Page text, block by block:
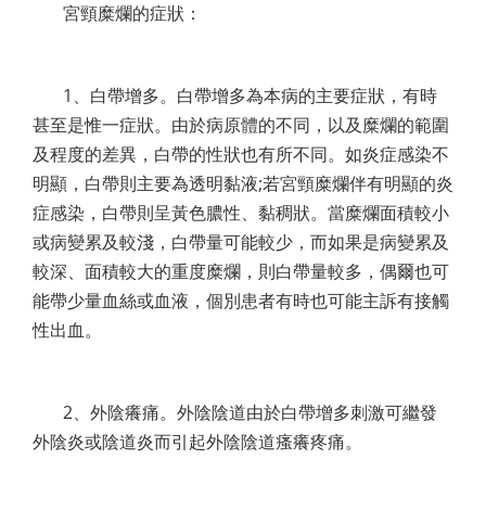
宮頸糜爛的症狀：
1、白帶增多。白帶增多為本病的主要症狀，有時
甚至是惟一症狀。由於病原體的不同，以及糜爛的範圍
及程度的差異，白帶的性狀也有所不同。如炎症感染不
明顯，白帶則主要為透明黏液;若宮頸糜爛伴有明顯的炎
症感染，白帶則呈黃色膿性、黏稠狀。當糜爛面積較小
或病變累及較淺，白帶量可能較少，而如果是病變累及
較深、面積較大的重度糜爛，則白帶量較多，偶爾也可
能帶少量血絲或血液，個別患者有時也可能主訴有接觸
性出血。
2、外陰癢痛。外陰陰道由於白帶增多刺激可繼發
外陰炎或陰道炎而引起外陰陰道瘙癢疼痛。